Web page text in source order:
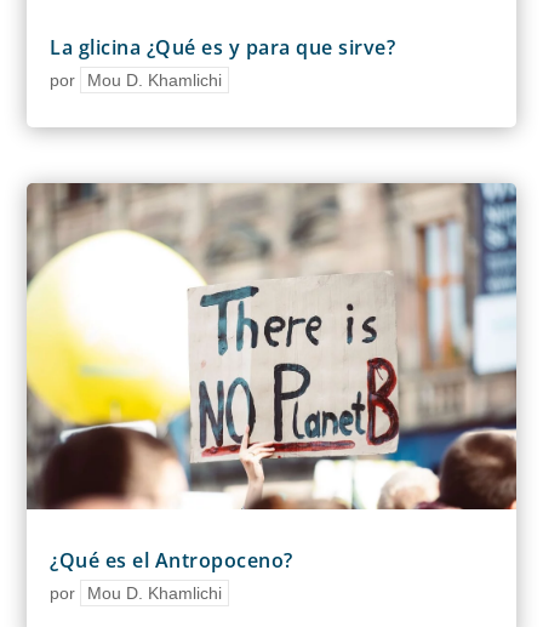
La glicina ¿Qué es y para que sirve?
por Mou D. Khamlichi
¿Qué es el Antropoceno?
por Mou D. Khamlichi